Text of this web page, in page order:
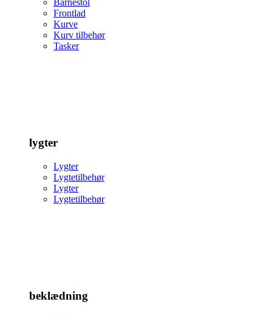
Barnestol
Frontlad
Kurve
Kurv tilbehør
Tasker
lygter
Lygter
Lygtetilbehør
Lygter
Lygtetilbehør
beklædning